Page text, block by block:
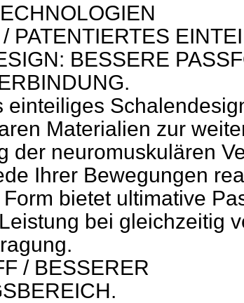
PATENTIERTES
BESSERE
einteiliges
Materialien zur
der neuromuskulären
Ihrer Bewegungen
bietet ultimative
bei gleichzeitig
/ BESSERER